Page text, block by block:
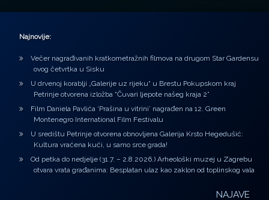
Najnovije:
Večer nagrađivanih kratkometražnih filmova na drugom Star Gardensu
ovog četvrtka u Sisku
U drvenoj korablji „Galerije uz rijeku“ u Brestu Pokupskom kraj
Petrinje otvorena izložba “Čuvari ljepote našeg kraja 2”
Film Daniela Pavlića ‘Prašina u vitrini’ nagrađen na 12. Green
Montenegro International Film Festivalu
U središtu Petrinje otvorena obnovljena Galerija Krsto Hegedušić:
Kultura vraćena kući, u samo srce grada!
Od petka do nedjelje (31.7. – 2.8.2026.) Arheološki muzej u Zagrebu
otvara vrata građanima: Besplatan ulaz kao zaklon od toplinskog vala
NAJAVE